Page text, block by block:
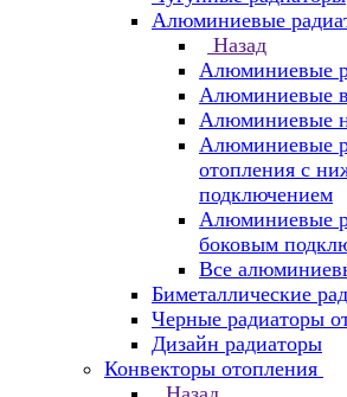
Алюминиевые
Назад
Алюминиевые
Алюминиевые
Алюминиевые
Алюминиевые
отопления с
подключением
Алюминиевые
боковым
Все
Биметаллические
Черные радиаторы
Дизайн радиаторы
Конвекторы отопления